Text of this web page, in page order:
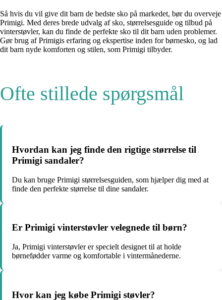
Så hvis du vil give dit barn de bedste sko på markedet, bør du overveje
Primigi. Med deres brede udvalg af sko, størrelsesguide og tilbud på
vinterstøvler, kan du finde de perfekte sko til dit barn uden problemer.
Gør brug af Primigis erfaring og ekspertise inden for børnesko, og lad
dit barn nyde komforten og stilen, som Primigi tilbyder.
Ofte stillede spørgsmål
Hvordan kan jeg finde den rigtige størrelse til
Primigi sandaler?
Du kan bruge Primigi størrelsesguiden, som hjælper dig med at
finde den perfekte størrelse til dine sandaler.
Er Primigi vinterstøvler velegnede til børn?
Ja, Primigi vinterstøvler er specielt designet til at holde
børnefødder varme og komfortable i vintermånederne.
Hvor kan jeg købe Primigi støvler?